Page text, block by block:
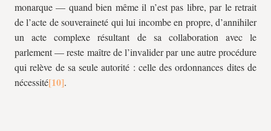
monarque — quand bien même il n’est pas libre, par le retrait
de l’acte de souveraineté qui lui incombe en propre, d’annihiler
un acte complexe résultant de sa collaboration avec le
parlement — reste maître de l’invalider par une autre procédure
qui relève de sa seule autorité : celle des ordonnances dites de
nécessité
.